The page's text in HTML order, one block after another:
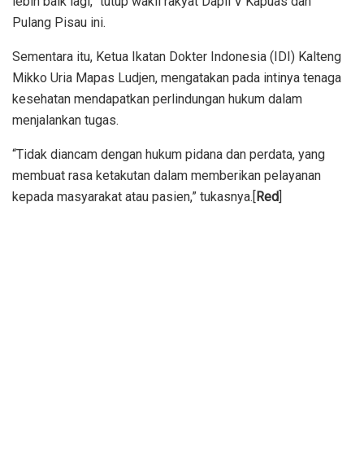
Pulang Pisau ini.
Sementara itu, Ketua Ikatan Dokter Indonesia (IDI) Kalteng
Mikko Uria Mapas Ludjen, mengatakan pada intinya tenaga
kesehatan mendapatkan perlindungan hukum dalam
menjalankan tugas.
“Tidak diancam dengan hukum pidana dan perdata, yang
membuat rasa ketakutan dalam memberikan pelayanan
kepada masyarakat atau pasien,” tukasnya.[Red]